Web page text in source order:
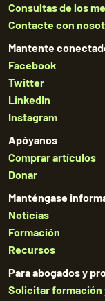
Consultas de los
Contacte con
Mantente
Facebook
Twitter
LinkedIn
Instagram
Apóyanos
Comprar artículos
Donar
Manténgase
Noticias
Formación
Recursos
Para abogados y
Solicitar